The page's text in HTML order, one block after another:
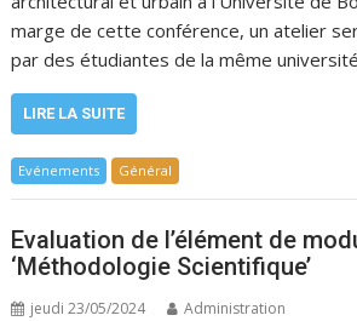
marge de cette conférence, un atelier
par des étudiantes de la même
LIRE LA SUITE
Evénements Général
Evaluation de l’élément de
‘Méthodologie Scientifique’
jeudi 23/05/2024 Administration